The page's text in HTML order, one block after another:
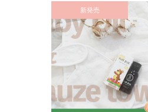
新発売